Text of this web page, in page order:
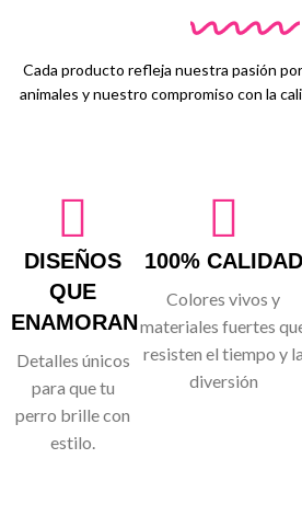
Cada producto refleja nuestra pasión
animales y nuestro compromiso con la
DISEÑOS
QUE
ENAMORAN
Detalles únicos
para que tu
perro brille con
estilo.
100% CALIDAD
Colores vivos y
materiales fuertes
resisten el tiempo y la
diversión